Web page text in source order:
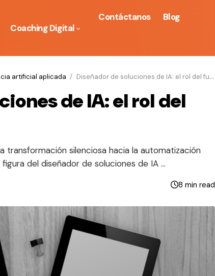
Coaching Digital
Contáctanos Blog
artificial aplicada Diseñador de soluciones de IA: el rol del futuro
de IA: el rol del
silenciosa hacia la automatización
del diseñador de soluciones de IA …
8 min read